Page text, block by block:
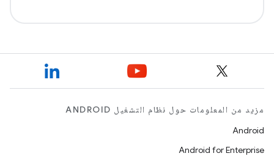
مزيد من المعلومات حول نظام التشغيل ANDROID
Android
Android for Enterprise